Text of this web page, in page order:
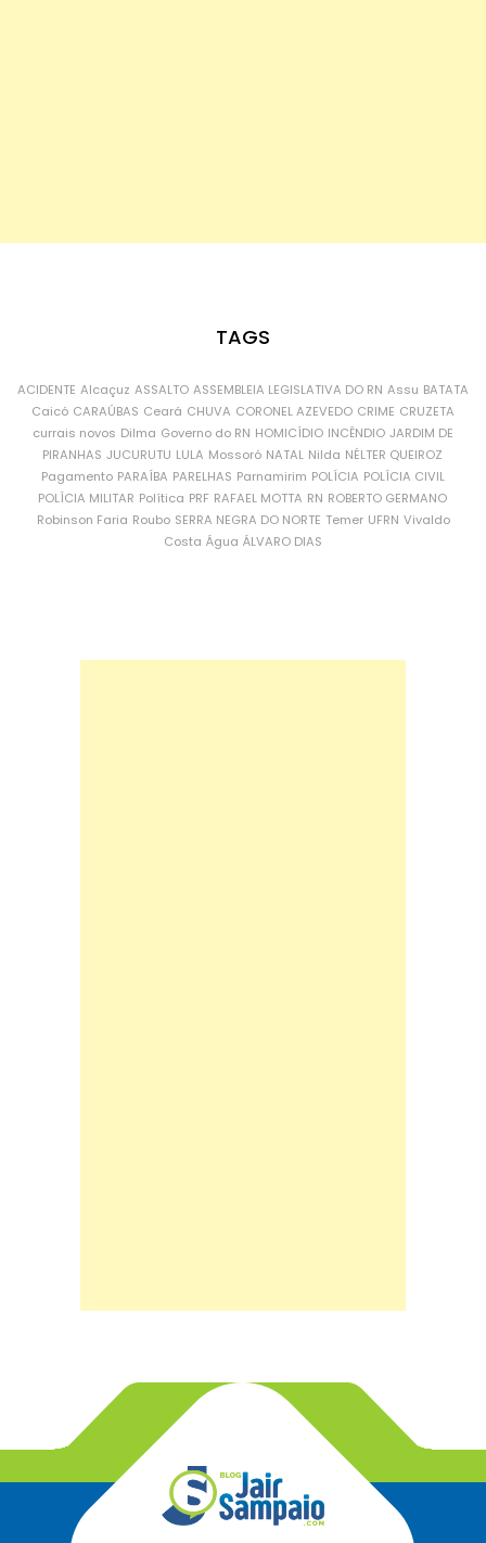
TAGS
ACIDENTE Alcaçuz ASSALTO ASSEMBLEIA LEGISLATIVA DO RN Assu BATATA
Caicó CARAÚBAS Ceará CHUVA CORONEL AZEVEDO CRIME CRUZETA
currais novos Dilma Governo do RN HOMICÍDIO INCÊNDIO JARDIM DE
PIRANHAS JUCURUTU LULA Mossoró NATAL Nilda NÉLTER QUEIROZ
Pagamento PARAÍBA PARELHAS Parnamirim POLÍCIA POLÍCIA CIVIL
POLÍCIA MILITAR Política PRF RAFAEL MOTTA RN ROBERTO GERMANO
Robinson Faria Roubo SERRA NEGRA DO NORTE Temer UFRN Vivaldo
Costa Água ÁLVARO DIAS